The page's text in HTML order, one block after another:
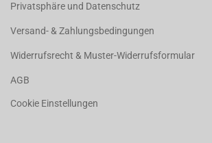
Privatsphäre und Datenschutz
Versand- & Zahlungsbedingungen
Widerrufsrecht & Muster-Widerrufsformular
AGB
Cookie Einstellungen